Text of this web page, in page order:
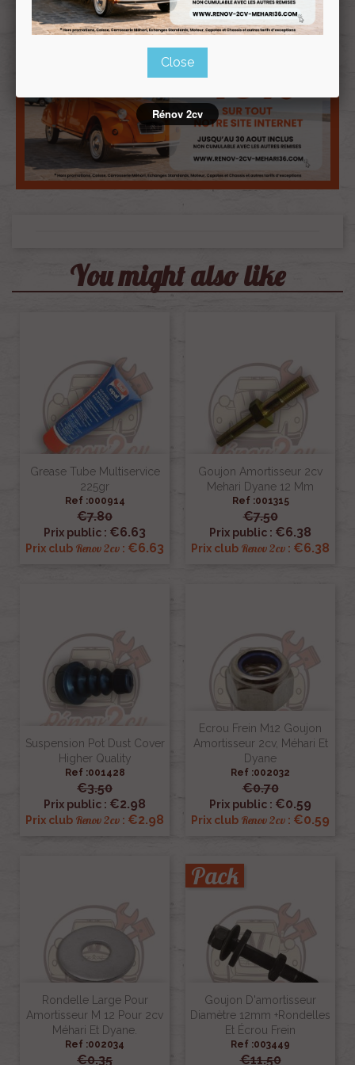
You might also like
Grease Tube Multiservice
225gr
Ref :000914
€7.80
Prix public : €6.63
Prix club Renov 2cv : €6.63
Goujon Amortisseur 2cv
Mehari Dyane 12 Mm
Ref :001315
€7.50
Prix public : €6.38
Prix club Renov 2cv : €6.38
Suspension Pot Dust Cover
Higher Quality
Ref :001428
€3.50
Prix public : €2.98
Prix club Renov 2cv : €2.98
Ecrou Frein M12 Goujon
Amortisseur 2cv, Méhari Et
Dyane
Ref :002032
€0.70
Prix public : €0.59
Prix club Renov 2cv : €0.59
Rondelle Large Pour
Amortisseur M 12 Pour 2cv
Méhari Et Dyane.
Ref :002034
€0.35
Goujon D'amortisseur
Diamètre 12mm +rondelles
Et Écrou Frein
Ref :003449
€11.50
Pack
Close
Rénov 2cv